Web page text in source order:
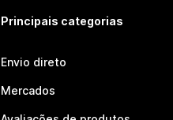
Principais categorias
Envio direto
Mercados